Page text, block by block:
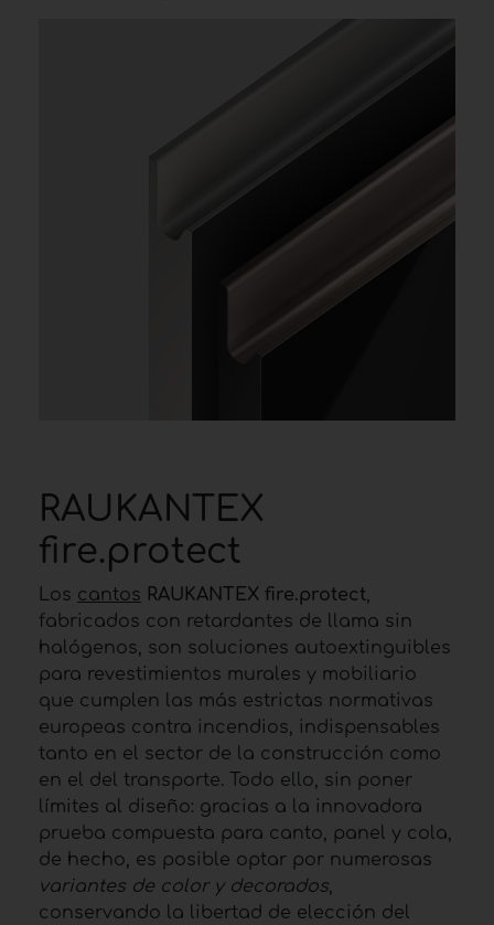
RAUKANTEX
fire.protect
Los cantos RAUKANTEX fire.protect,
fabricados con retardantes de llama sin
halógenos, son soluciones autoextinguibles
para revestimientos murales y mobiliario
que cumplen las más estrictas normativas
europeas contra incendios, indispensables
tanto en el sector de la construcción como
en el del transporte. Todo ello, sin poner
límites al diseño: gracias a la innovadora
prueba compuesta para canto, panel y cola,
de hecho, es posible optar por numerosas
variantes de color y decorados,
conservando la libertad de elección del